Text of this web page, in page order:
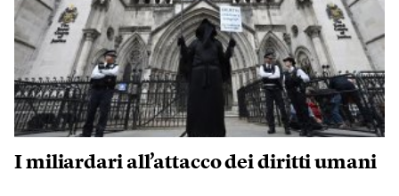
I miliardari all’attacco dei diritti umani